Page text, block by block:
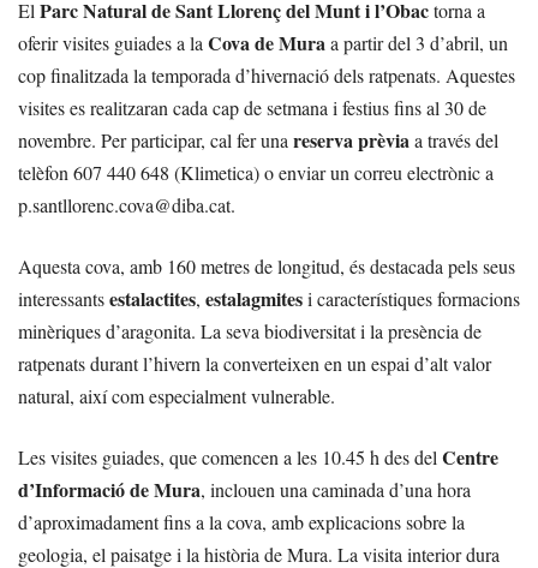
El Parc Natural de Sant Llorenç del Munt i l’Obactorna a
oferir visites guiades a la Cova de Muraa partir del 3 d’abril, un
cop finalitzada la temporada d’hivernació dels ratpenats. Aquestes
visites es realitzaran cada cap de setmana i festius fins al 30 de
novembre. Per participar, cal fer una reserva prèviaa través del
telèfon 607 440 648 (Klimetica) o enviar un correu electrònic a
p.santllorenc.cova@diba.cat.
Aquesta cova, amb 160 metres de longitud, és destacada pels seus
interessantsestalactites, estalagmitesi característiques formacions
minèriques d’aragonita. La seva biodiversitat i la presència de
ratpenats durant l’hivern la converteixen en un espai d’alt valor
natural, així com especialment vulnerable.
Les visites guiades, que comencen a les 10.45 h des del Centre
d’Informació de Mura, inclouen una caminada d’una hora
d’aproximadament fins a la cova, amb explicacions sobre la
geologia, el paisatge i la història de Mura. La visita interior dura